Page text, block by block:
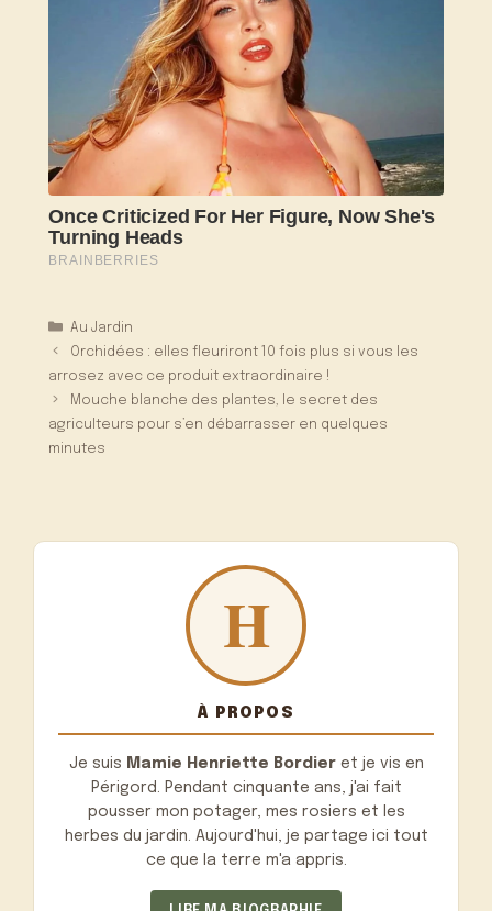
Catégories
Au Jardin
Orchidées : elles fleuriront 10 fois plus si vous les
arrosez avec ce produit extraordinaire !
Mouche blanche des plantes, le secret des
agriculteurs pour s’en débarrasser en quelques
minutes
À PROPOS
Je suis Mamie Henriette Bordieret je vis en
Périgord. Pendant cinquante ans, j'ai fait
pousser mon potager, mes rosiers et les
herbes du jardin. Aujourd'hui, je partage ici tout
ce que la terre m'a appris.